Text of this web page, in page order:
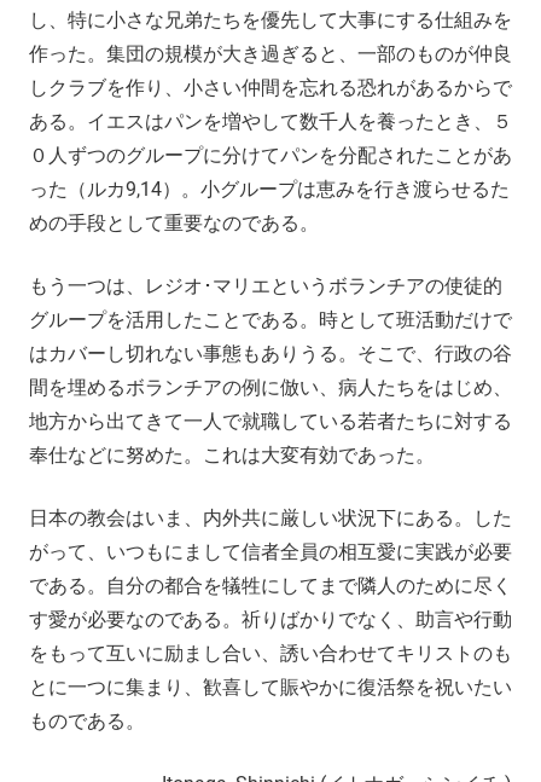
し、特に小さな兄弟たちを優先して大事にする仕組みを
作った。集団の規模が大き過ぎると、一部のものが仲良
しクラブを作り、小さい仲間を忘れる恐れがあるからで
ある。イエスはパンを増やして数千人を養ったとき、５
０人ずつのグループに分けてパンを分配されたことがあ
った（ルカ9,14）。小グループは恵みを行き渡らせるた
めの手段として重要なのである。
もう一つは、レジオ･マリエというボランチアの使徒的
グループを活用したことである。時として班活動だけで
はカバーし切れない事態もありうる。そこで、行政の谷
間を埋めるボランチアの例に倣い、病人たちをはじめ、
地方から出てきて一人で就職している若者たちに対する
奉仕などに努めた。これは大変有効であった。
日本の教会はいま、内外共に厳しい状況下にある。した
がって、いつもにまして信者全員の相互愛に実践が必要
である。自分の都合を犠牲にしてまで隣人のために尽く
す愛が必要なのである。祈りばかりでなく、助言や行動
をもって互いに励まし合い、誘い合わせてキリストのも
とに一つに集まり、歓喜して賑やかに復活祭を祝いたい
ものである。